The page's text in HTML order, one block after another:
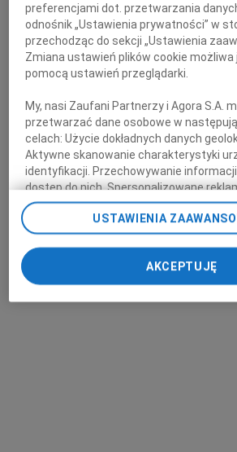
preferencjami dot. przetwarzania
odnośnik „Ustawienia prywatności” w
przechodząc do sekcji „Ustawienia
Zmiana ustawień plików cookie
pomocą ustawień przeglądarki.
My, nasi Zaufani Partnerzy i Agora S.A.
przetwarzać dane osobowe w
celach:Użycie dokładnych danych
Aktywne skanowanie charakterystyki
identyfikacji. Przechowywanie
dostęp do nich. Spersonalizowane
reklam i treści, badnie odbiorców i
Lista Zaufanych Partnerów
USTAWIENIA
AKCEPTUJĘ